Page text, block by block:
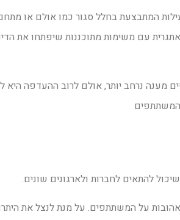
המתבצעת בחלל סגור כמו אולם או
עם משימות מתוכננות שיפתחו את
מענה נרחב יותר, אולם לרוב ההעדפה
המשתתפים
להתאים לחברות ולארגונים שונים.
על המשתתפים. על מנת לנצל את